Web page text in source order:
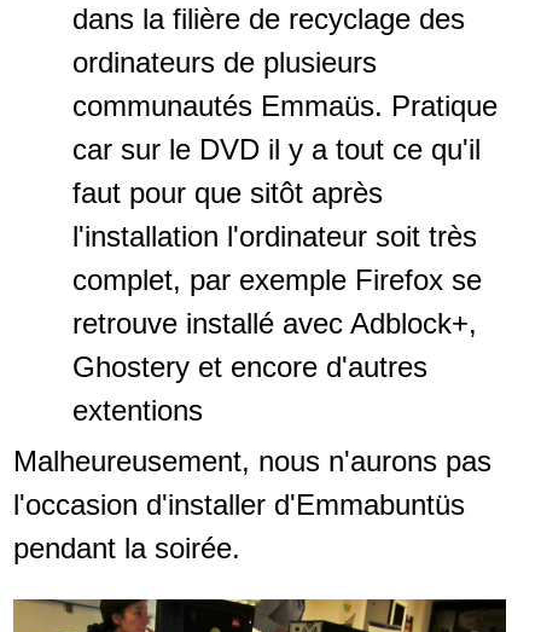
dans la filière de recyclage des
ordinateurs de plusieurs
communautés Emmaüs. Pratique
car sur le DVD il y a tout ce qu'il
faut pour que sitôt après
l'installation l'ordinateur soit très
complet, par exemple Firefox se
retrouve installé avec Adblock+,
Ghostery et encore d'autres
extentions
Malheureusement, nous n'aurons pas
l'occasion d'installer d'Emmabuntüs
pendant la soirée.